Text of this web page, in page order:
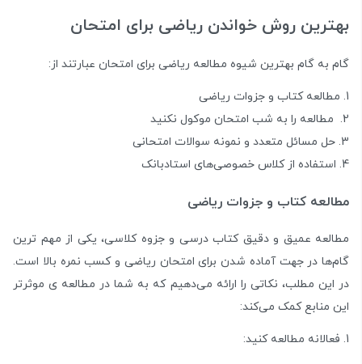
بهترین روش خواندن ریاضی برای امتحان
گام به گام بهترین شیوه مطالعه ریاضی برای امتحان عبارتند از:
مطالعه کتاب و جزوات ریاضی
مطالعه را به شب امتحان موکول نکنید
حل مسائل متعدد و نمونه سوالات امتحانی
استفاده از کلاس خصوصی‌های استادبانک
مطالعه کتاب و جزوات ریاضی
مطالعه عمیق و دقیق کتاب درسی و جزوه کلاسی، یکی از مهم ترین
گام‌ها در جهت آماده شدن برای امتحان ریاضی و کسب نمره بالا است.
در این مطلب، نکاتی را ارائه می‌دهیم که به شما در مطالعه ی موثرتر
این منابع کمک می‌کند:
فعالانه مطالعه کنید: